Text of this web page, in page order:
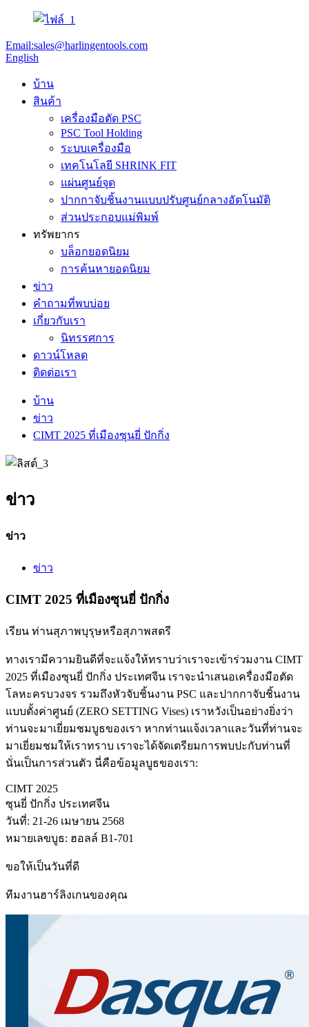
Email:sales@harlingentools.com
English
บ้าน
สินค้า
เครื่องมือตัด PSC
PSC Tool Holding
ระบบเครื่องมือ
เทคโนโลยี SHRINK FIT
แผ่นศูนย์จุด
ปากกาจับชิ้นงานแบบปรับศูนย์กลางอัตโนมัติ
ส่วนประกอบแม่พิมพ์
ทรัพยากร
บล็อกยอดนิยม
การค้นหายอดนิยม
ข่าว
คำถามที่พบบ่อย
เกี่ยวกับเรา
นิทรรศการ
ดาวน์โหลด
ติดต่อเรา
บ้าน
ข่าว
CIMT 2025 ที่เมืองซุนยี่ ปักกิ่ง
ข่าว
ข่าว
ข่าว
CIMT 2025 ที่เมืองซุนยี่ ปักกิ่ง
เรียน ท่านสุภาพบุรุษหรือสุภาพสตรี
ทางเรามีความยินดีที่จะแจ้งให้ทราบว่าเราจะเข้าร่วมงาน CIMT
2025 ที่เมืองซุนยี่ ปักกิ่ง ประเทศจีน เราจะนำเสนอเครื่องมือตัด
โลหะครบวงจร รวมถึงหัวจับชิ้นงาน PSC และปากกาจับชิ้นงาน
แบบตั้งค่าศูนย์ (ZERO SETTING Vises) เราหวังเป็นอย่างยิ่งว่า
ท่านจะมาเยี่ยมชมบูธของเรา หากท่านแจ้งเวลาและวันที่ท่านจะ
มาเยี่ยมชมให้เราทราบ เราจะได้จัดเตรียมการพบปะกับท่านที่
นั่นเป็นการส่วนตัว นี่คือข้อมูลบูธของเรา:
CIMT 2025
ซุนยี่ ปักกิ่ง ประเทศจีน
วันที่: 21-26 เมษายน 2568
หมายเลขบูธ: ฮอลล์ B1-701
ขอให้เป็นวันที่ดี
ทีมงานฮาร์ลิงเกนของคุณ